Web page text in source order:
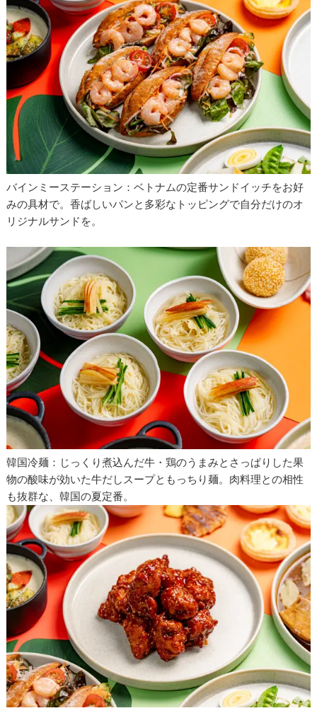
バインミーステーション：ベトナムの定番サンドイッチをお好
みの具材で。香ばしいパンと多彩なトッピングで自分だけのオ
リジナルサンドを。
韓国冷麺：じっくり煮込んだ牛・鶏のうまみとさっぱりした果
物の酸味が効いた牛だしスープともっちり麺。肉料理との相性
も抜群な、韓国の夏定番。